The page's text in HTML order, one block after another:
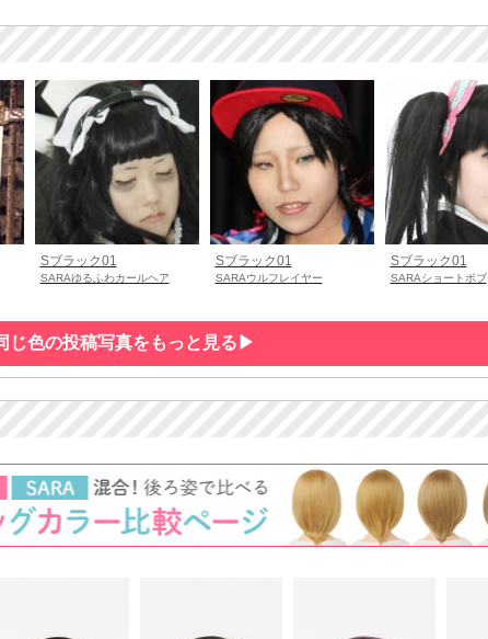
Sブラック01
SARAゆるふわカールヘア
Sブラック01
SARAウルフレイヤー
Sブラック01
SARAショートボブ